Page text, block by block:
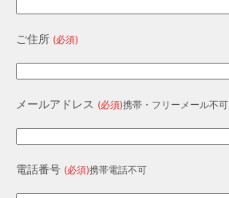
ご住所 (必須)
メールアドレス (必須)携帯・フリーメール不可
電話番号 (必須)携帯電話不可